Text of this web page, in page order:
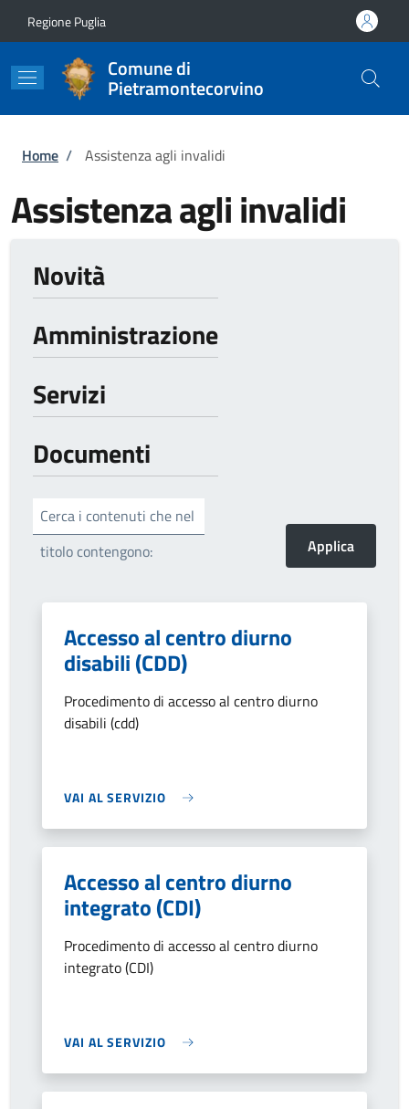
Regione Puglia
Comune di
Pietramontecorvino
Briciole di pane
Home / Assistenza agli invalidi
Assistenza agli invalidi
Novità
Amministrazione
Servizi
Documenti
Cerca i contenuti che nel
titolo contengono:
Accesso al centro diurno
disabili (CDD)
Procedimento di accesso al centro diurno
disabili (cdd)
VAI AL SERVIZIO
Accesso al centro diurno
integrato (CDI)
Procedimento di accesso al centro diurno
integrato (CDI)
VAI AL SERVIZIO